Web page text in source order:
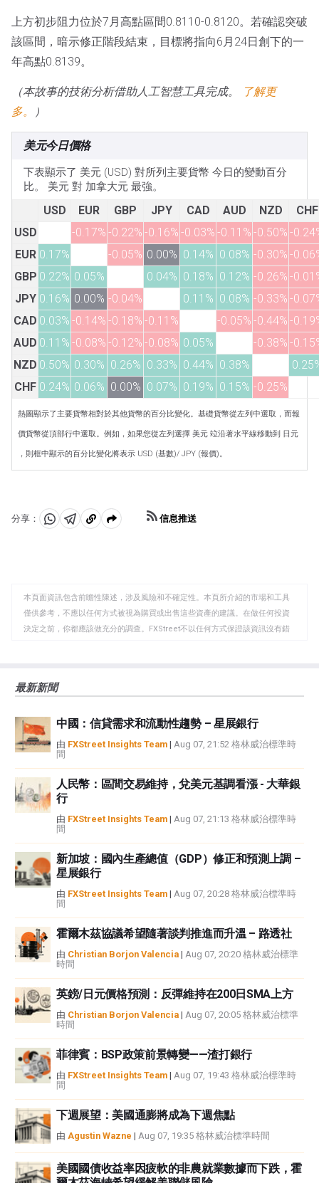
上方初步阻力位於7月高點區間0.8110-0.8120。若確認突破
該區間，暗示修正階段結束，目標將指向6月24日創下的一
年高點0.8139。
（本故事的技術分析借助人工智慧工具完成。
了解更
多。
）
美元今日價格
下表顯示了 美元 (USD) 對所列主要貨幣 今日的變動百分
比。 美元 對 加拿大元 最強。
USD EUR GBP JPY CAD AUD NZD
CHF
USD
-0.17% -0.22% -0.16% -0.03% -0.11% -0.50% -
EUR 0.17% -0.05% 0.00% 0.14% 0.08% -0.30% -
GBP 0.22% 0.05% 0.04% 0.18% 0.12% -0.26% -
JPY 0.16% 0.00% -0.04% 0.11% 0.08% -0.33% -
CAD 0.03% -0.14% -0.18% -0.11% -0.05% -0.44% -
AUD 0.11% -0.08% -0.12% -0.08% 0.05% -0.38% -
NZD 0.50% 0.30% 0.26% 0.33% 0.44% 0.38%
CHF 0.24% 0.06% 0.00% 0.07% 0.19% 0.15% -0.25%
熱圖顯示了主要貨幣相對於其他貨幣的百分比變化。基礎貨幣從左列中選取，而報
價貨幣從頂部行中選取。例如，如果您從左列選擇 美元 竝沿著水平線移動到 日元
，則框中顯示的百分比變化將表示 USD (基數)/ JPY (報價)。
分享：
分 分 複
板
信息推送
本頁面資訊包含前瞻性陳述，涉及風險和不確定性。本頁所介紹的市場和工具
僅供參考，不應以任何方式被視為購買或出售這些資產的建議。在做任何投資
決定之前，你都應該做充分的調查。FXStreet不以任何方式保證該資訊沒有錯
觀點，並不代表FXStreet或其廣告商的官方政策或立場。作者不對本頁連結的
如果文章正文中沒有明確提到，在撰寫本文時，作者在本文中提到的任何股票
中都沒有頭寸，也沒有與文中提到的任何公司有業務關係。除了FXStreet，作
者沒有收到撰寫這篇文章的報酬。
FXStreet和作者不提供個性化的建議。作者對該資訊的準確性、完整性或適用
性不作任何陳述。FXStreet和作者將不承擔任何錯誤，遺漏或任何損失，傷害
或損害由此資訊及其顯示或使用引起的。錯誤和遺漏除外。本文作者和
FXStreet並非註冊投資顧問，本文內容無意提供任何投資建議。
最新新聞
中國：信貸需求和流動性趨勢 – 星展銀行
由 FXStreet Insights Team | Aug 07, 21:52 格林威治標準時
間
人民幣：區間交易維持，兌美元基調看漲 - 大華銀
行
由 FXStreet Insights Team | Aug 07, 21:13 格林威治標準時
間
新加坡：國內生產總值（GDP）修正和預測上調 –
星展銀行
由 FXStreet Insights Team | Aug 07, 20:28 格林威治標準時
間
霍爾木茲協議希望隨著談判推進而升溫 – 路透社
由 Christian Borjon Valencia | Aug 07, 20:20 格林威治標準
時間
英鎊/日元價格預測：反彈維持在200日SMA上方
由 Christian Borjon Valencia | Aug 07, 20:05 格林威治標準
時間
菲律賓：BSP政策前景轉變——渣打銀行
由 FXStreet Insights Team | Aug 07, 19:43 格林威治標準時
間
下週展望：美國通膨將成為下週焦點
由 Agustin Wazne | Aug 07, 19:35 格林威治標準時間
美國國債收益率因疲軟的非農就業數據而下跌，霍